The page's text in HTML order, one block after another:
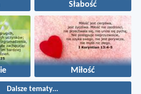
Słabość
Miłość
Dalsze tematy...